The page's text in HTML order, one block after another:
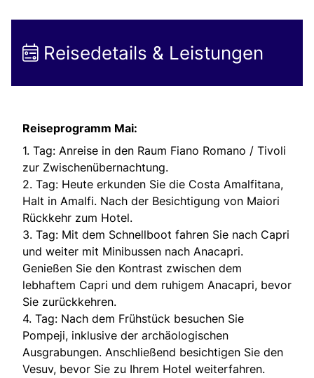
Reisedetails & Leistungen
Reiseprogramm Mai:
1. Tag: Anreise in den Raum Fiano Romano / Tivoli
zur Zwischenübernachtung.
2. Tag: Heute erkunden Sie die Costa Amalfitana,
Halt in Amalfi. Nach der Besichtigung von Maiori
Rückkehr zum Hotel.
3. Tag: Mit dem Schnellboot fahren Sie nach Capri
und weiter mit Minibussen nach Anacapri.
Genießen Sie den Kontrast zwischen dem
lebhaftem Capri und dem ruhigem Anacapri, bevor
Sie zurückkehren.
4. Tag: Nach dem Frühstück besuchen Sie
Pompeji, inklusive der archäologischen
Ausgrabungen. Anschließend besichtigen Sie den
Vesuv, bevor Sie zu Ihrem Hotel weiterfahren.